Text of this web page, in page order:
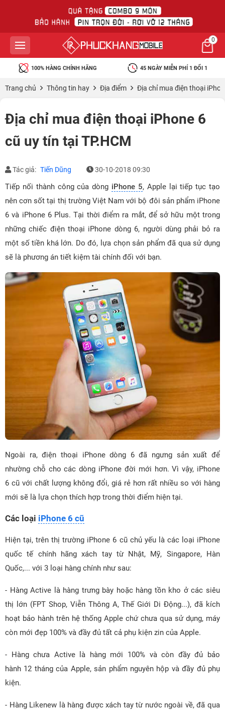
0
100% HÀNG CHÍNH HÃNG 45 NGÀY MIỄN PHÍ 1 ĐỔI 1
Trang chủ Thông tin hay Địa điểm Địa chỉ mua điện thoại
Địa chỉ mua điện thoại iPhone 6
cũ uy tín tại TP.HCM
Tác giả: Tiến Dũng 30-10-2018 09:30
Tiếp nối thành công của dòng iPhone 5, Apple lại tiếp tục tạo
nên cơn sốt tại thị trường Việt Nam với bộ đôi sản phẩm iPhone
6 và iPhone 6 Plus. Tại thời điểm ra mắt, để sở hữu một trong
những chiếc điện thoại iPhone dòng 6, người dùng phải bỏ ra
một số tiền khá lớn. Do đó, lựa chọn sản phẩm đã qua sử dụng
sẽ là phương án tiết kiệm tài chính đối với bạn.
Ngoài ra, điện thoại iPhone dòng 6 đã ngưng sản xuất để
nhường chỗ cho các dòng iPhone đời mới hơn. Vì vậy, iPhone
6 cũ với chất lượng không đổi, giá rẻ hơn rất nhiều so với hàng
mới sẽ là lựa chọn thích hợp trong thời điểm hiện tại.
Các loại iPhone 6 cũ
Hiện tại, trên thị trường iPhone 6 cũ chủ yếu là các loại iPhone
quốc tế chính hãng xách tay từ Nhật, Mỹ, Singapore, Hàn
Quốc,... với 3 loại hàng chính như sau:
- Hàng Active là hàng trưng bày hoặc hàng tồn kho ở các siêu
thị lớn (FPT Shop, Viễn Thông A, Thế Giới Di Động...), đã kích
hoạt bảo hành trên hệ thống Apple chứ chưa qua sử dụng, máy
còn mới đẹp 100% và đầy đủ tất cả phụ kiện zin của Apple.
- Hàng chưa Active là hàng mới 100% và còn đầy đủ bảo
hành 12 tháng của Apple, sản phẩm nguyên hộp và đầy đủ phụ
kiện.
- Hàng Likenew là hàng được xách tay từ nước ngoài về, đã qua